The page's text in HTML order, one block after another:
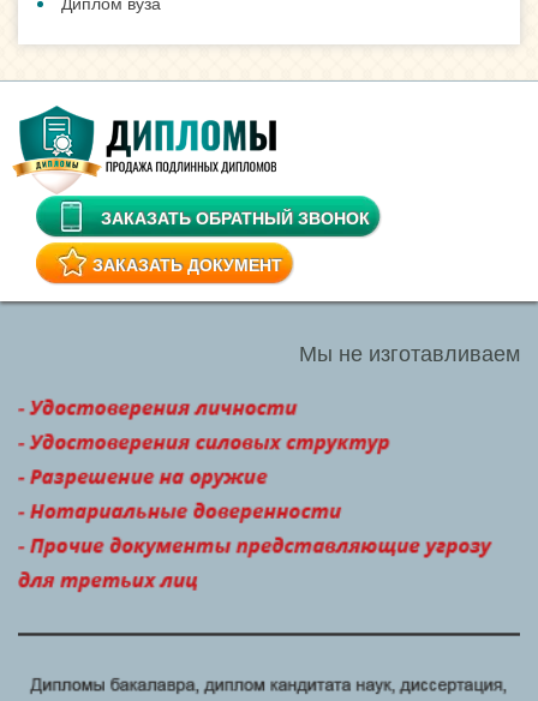
ЗАКАЗАТЬ ОБРАТНЫЙ ЗВОНОК
ЗАКАЗАТЬ ДОКУМЕНТ
Мы не изготавливаем